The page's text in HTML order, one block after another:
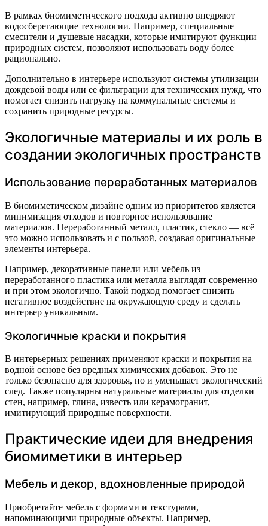
В рамках биомиметического подхода активно внедряют
водосберегающие технологии. Например, специальные
смесители и душевые насадки, которые имитируют функции
природных систем, позволяют использовать воду более
рационально.
Дополнительно в интерьере используют системы утилизации
дождевой воды или ее фильтрации для технических нужд, что
помогает снизить нагрузку на коммунальные системы и
сохранить природные ресурсы.
Экологичные материалы и их роль в
создании экологичных пространств
Использование переработанных материалов
В биомиметическом дизайне одним из приоритетов является
минимизация отходов и повторное использование
материалов. Переработанный металл, пластик, стекло — всё
это можно использовать и с пользой, создавая оригинальные
элементы интерьера.
Например, декоративные панели или мебель из
переработанного пластика или металла выглядят современно
и при этом экологично. Такой подход помогает снизить
негативное воздействие на окружающую среду и сделать
интерьер уникальным.
Экологичные краски и покрытия
В интерьерных решениях применяют краски и покрытия на
водной основе без вредных химических добавок. Это не
только безопасно для здоровья, но и уменьшает экологический
след. Также популярны натуральные материалы для отделки
стен, например, глина, известь или керамогранит,
имитирующий природные поверхности.
Практические идеи для внедрения
биомиметики в интерьер
Мебель и декор, вдохновленные природой
Приобретайте мебель с формами и текстурами,
напоминающими природные объекты. Например,